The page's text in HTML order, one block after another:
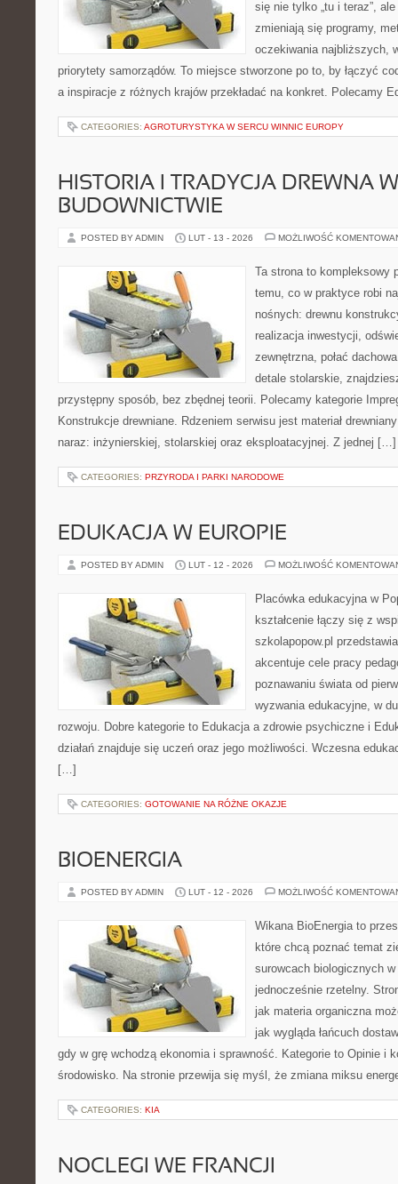
się nie tylko „tu i teraz”,
zmieniają się programy,
oczekiwania najbliższych,
priorytety samorządów. To miejsce stworzone po to, by łączyć
a inspiracje z różnych krajów przekładać na konkret. Polecamy
CATEGORIES: AGROTURYSTYKA W SERCU WINNIC EUROPY
HISTORIA I TRADYCJA DREWNA W
BUDOWNICTWIE
POSTED BY ADMIN LUT - 13 - 2026 MOŻLIWOŚĆ
Ta strona to kompleksowy
temu, co w praktyce robi
nośnych: drewnu
realizacja inwestycji,
zewnętrzna, połać
detale stolarskie,
przystępny sposób, bez zbędnej teorii. Polecamy kategorie
Konstrukcje drewniane. Rdzeniem serwisu jest materiał
naraz: inżynierskiej, stolarskiej oraz eksploatacyjnej. Z jednej […]
CATEGORIES: PRZYRODA I PARKI NARODOWE
EDUKACJA W EUROPIE
POSTED BY ADMIN LUT - 12 - 2026 MOŻLIWOŚĆ
Placówka edukacyjna w
kształcenie łączy się z
szkolapopow.pl
akcentuje cele pracy
poznawaniu świata od
wyzwania edukacyjne, w
rozwoju. Dobre kategorie to Edukacja a zdrowie psychiczne i
działań znajduje się uczeń oraz jego możliwości. Wczesna
[…]
CATEGORIES: GOTOWANIE NA RÓŻNE OKAZJE
BIOENERGIA
POSTED BY ADMIN LUT - 12 - 2026 MOŻLIWOŚĆ
Wikana BioEnergia to
które chcą poznać temat
surowcach biologicznych
jednocześnie rzetelny.
jak materia organiczna
jak wygląda łańcuch
gdy w grę wchodzą ekonomia i sprawność. Kategorie to Opinie i
środowisko. Na stronie przewija się myśl, że zmiana miksu
CATEGORIES: KIA
NOCLEGI WE FRANCJI